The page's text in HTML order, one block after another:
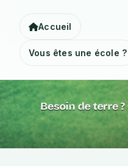
Accueil
Vous êtes une école ?